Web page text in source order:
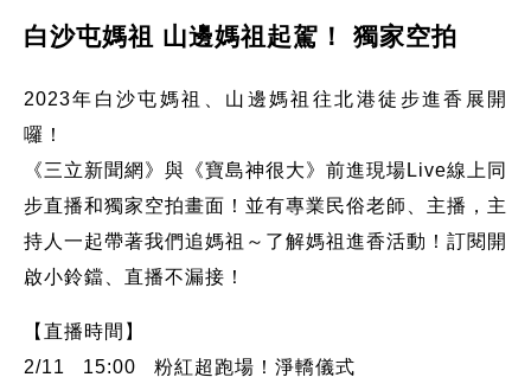
白沙屯媽祖 山邊媽祖起駕！ 獨家空拍
2023年白沙屯媽祖、山邊媽祖往北港徒步進香展開
囉！
《三立新聞網》與《寶島神很大》前進現場Live線上同
步直播和獨家空拍畫面！並有專業民俗老師、主播，主
持人一起帶著我們追媽祖～了解媽祖進香活動！訂閱開
啟小鈴鐺、直播不漏接！
【直播時間】
2/11 15:00 粉紅超跑場！淨轎儀式